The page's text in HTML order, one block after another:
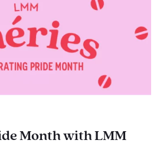
Month with LMM